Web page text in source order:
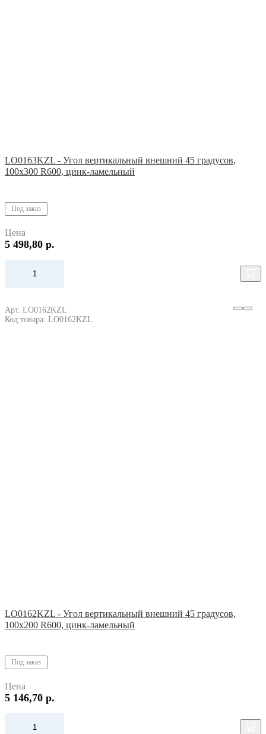
LO0163KZL - Угол вертикальный внешний 45 градусов,
100х300 R600, цинк-ламельный
Под заказ
Цена
5 498,80 р.
Арт. LO0162KZL
Код товара: LO0162KZL
LO0162KZL - Угол вертикальный внешний 45 градусов,
100х200 R600, цинк-ламельный
Под заказ
Цена
5 146,70 р.